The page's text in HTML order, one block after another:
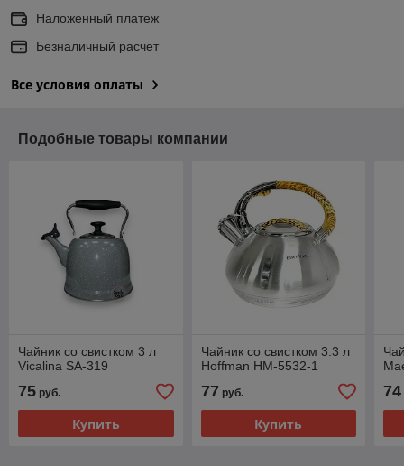
Наложенный платеж
Безналичный расчет
Все условия оплаты
Подобные товары компании
Чайник со свистком 3 л
Vicalina SA-319
75 руб.
Купить
Чайник со свистком 3.3 л
Hoffman HM-5532-1
77 руб.
Купить
74